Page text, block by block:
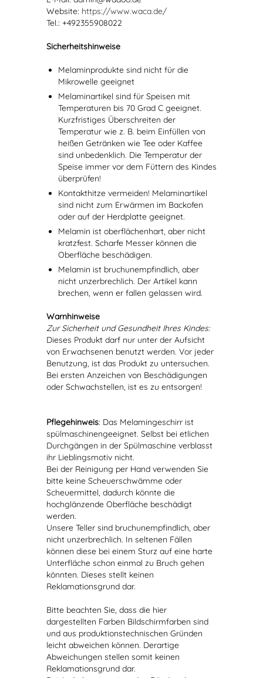
Website: https://www.waca.de/
Tel.: +492355908022
Sicherheitshinweise
Melaminprodukte sind nicht für die
Mikrowelle geeignet
Melaminartikel sind für Speisen mit
Temperaturen bis 70 Grad C geeignet.
Kurzfristiges Überschreiten der
Temperatur wie z. B. beim Einfüllen von
heißen Getränken wie Tee oder Kaffee
sind unbedenklich. Die Temperatur der
Speise immer vor dem Füttern des Kindes
überprüfen!
Kontakthitze vermeiden! Melaminartikel
sind nicht zum Erwärmen im Backofen
oder auf der Herdplatte geeignet.
Melamin ist oberflächenhart, aber nicht
kratzfest. Scharfe Messer können die
Oberfläche beschädigen.
Melamin ist bruchunempfindlich, aber
nicht unzerbrechlich. Der Artikel kann
brechen, wenn er fallen gelassen wird.
Warnhinweise
Zur Sicherheit und Gesundheit Ihres Kindes:
Dieses Produkt darf nur unter der Aufsicht
von Erwachsenen benutzt werden. Vor jeder
Benutzung, ist das Produkt zu untersuchen.
Bei ersten Anzeichen von Beschädigungen
oder Schwachstellen, ist es zu entsorgen!
Pflegehinweis: Das Melamingeschirr ist
spülmaschinengeeignet. Selbst bei etlichen
Durchgängen in der Spülmaschine verblasst
ihr Lieblingsmotiv nicht.
Bei der Reinigung per Hand verwenden Sie
bitte keine Scheuerschwämme oder
Scheuermittel, dadurch könnte die
hochglänzende Oberfläche beschädigt
werden.
Unsere Teller sind bruchunempfindlich, aber
nicht unzerbrechlich. In seltenen Fällen
können diese bei einem Sturz auf eine harte
Unterfläche schon einmal zu Bruch gehen
könnten. Dieses stellt keinen
Reklamationsgrund dar.
Bitte beachten Sie, dass die hier
dargestellten Farben Bildschirmfarben sind
und aus produktionstechnischen Gründen
leicht abweichen können. Derartige
Abweichungen stellen somit keinen
Reklamationsgrund dar.